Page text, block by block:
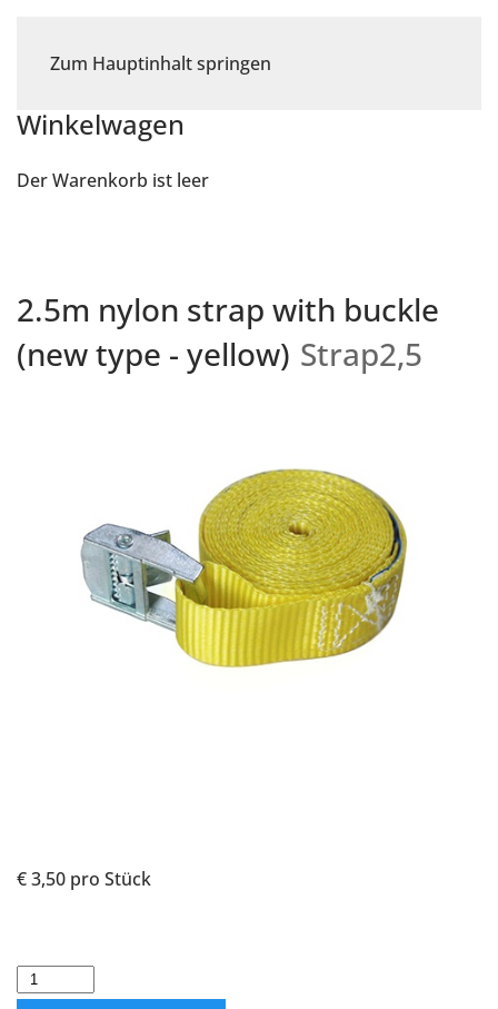
Zum Hauptinhalt springen
Winkelwagen
Der Warenkorb ist leer
2.5m nylon strap with buckle
(new type - yellow) Strap2,5
€ 3,50 pro Stück